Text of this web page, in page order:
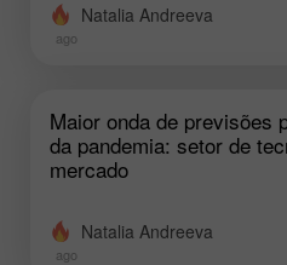
Natalia Andreeva
ago
Maior onda de previsões
da pandemia: setor de
mercado
Natalia Andreeva
ago